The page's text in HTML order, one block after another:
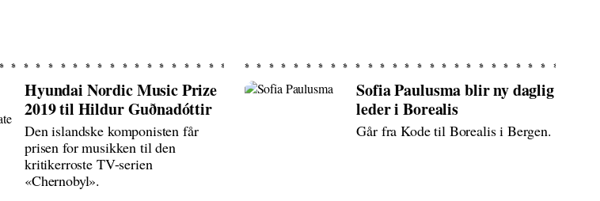
Hyundai Nordic Music Prize
2019 til Hildur Guðnadóttir
Den islandske komponisten får
prisen for musikken til den
kritikerroste TV-serien
«Chernobyl».
Sofia Paulusma blir ny daglig
leder i Borealis
Går fra Kode til Borealis i Bergen.